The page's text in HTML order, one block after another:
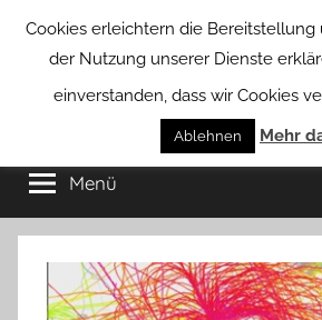
Borstel
von
Groß
Borstel
Menü
Cookies erleichtern die Bereitstellung
der Nutzung unserer Dienste
einverstanden, dass wir Cookies
Ablehnen Mehr